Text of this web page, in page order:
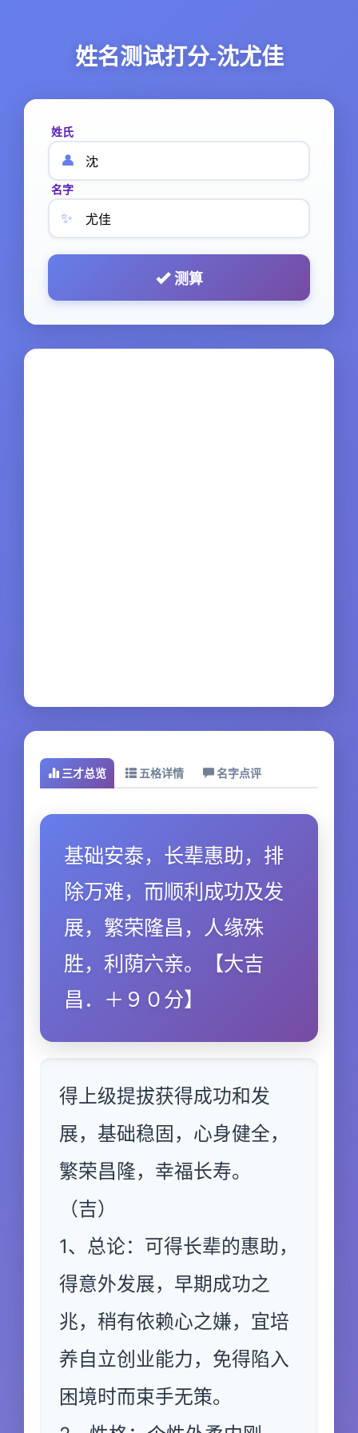
姓名测试打分-沈尤佳
姓氏
👤
名字
✨
测算
三才总览 五格详情 名字点评
基础安泰，长辈惠助，排
除万难，而顺利成功及发
展，繁荣隆昌，人缘殊
胜，利荫六亲。【大吉
昌．＋９０分】
得上级提拔获得成功和发
展，基础稳固，心身健全，
繁荣昌隆，幸福长寿。
（吉）
1、总论：可得长辈的惠助，
得意外发展，早期成功之
兆，稍有依赖心之嫌，宜培
养自立创业能力，免得陷入
困境时而束手无策。